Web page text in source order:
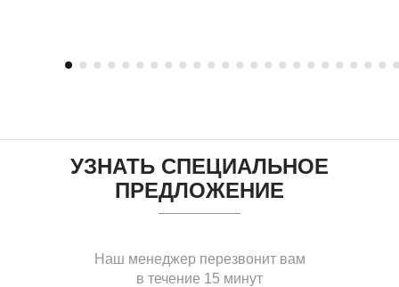
УЗНАТЬ СПЕЦИАЛЬНОЕ
ПРЕДЛОЖЕНИЕ
Наш менеджер перезвонит вам
в течение 15 минут